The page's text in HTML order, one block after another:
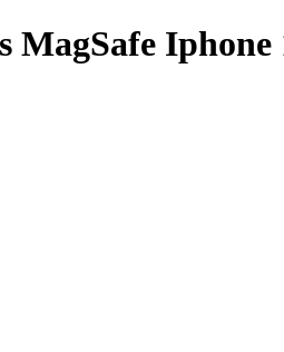
MagSafe Iphone